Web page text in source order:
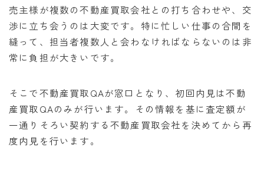
売主様が複数の不動産買取会社との打ち合わせや、交
渉に立ち会うのは大変です。特に忙しい仕事の合間を
縫って、担当者複数人と会わなければならないのは非
常に負担が大きいです。
そこで不動産買取QAが窓口となり、初回内見は不動
産買取QAのみが行います。その情報を基に査定額が
一通りそろい契約する不動産買取会社を決めてから再
度内見を行います。